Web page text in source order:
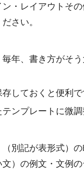
・レイアウトそ
さい。
年、書き方がそ
しておくと便利で
ンプレートに微調
別記が表形式）
文）の例文・文例